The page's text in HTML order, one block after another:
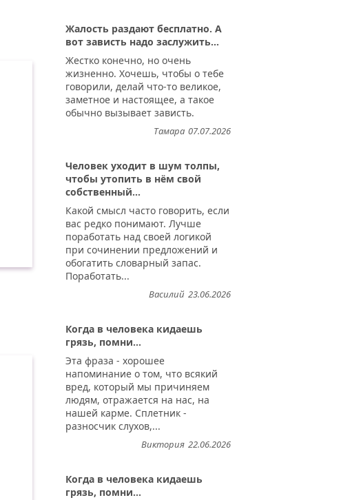
Жалость раздают бесплатно. А
вот зависть надо заслужить...
Жестко конечно, но очень
жизненно. Хочешь, чтобы о тебе
говорили, делай что-то великое,
заметное и настоящее, а такое
обычно вызывает зависть.
07.07.2026
Тамара
Человек уходит в шум толпы,
чтобы утопить в нём свой
собственный...
Какой смысл часто говорить, если
вас редко понимают. Лучше
поработать над своей логикой
при сочинении предложений и
обогатить словарный запас.
Поработать...
23.06.2026
Василий
Когда в человека кидаешь
грязь, помни...
Эта фраза - хорошее
напоминание о том, что всякий
вред, который мы причиняем
людям, отражается на нас, на
нашей карме. Сплетник -
разносчик слухов,...
22.06.2026
Виктория
Когда в человека кидаешь
грязь, помни...